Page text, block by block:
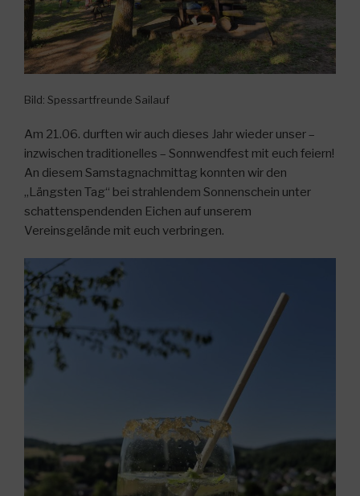
Bild: Spessartfreunde Sailauf
Am 21.06. durften wir auch dieses Jahr wieder unser –
inzwischen traditionelles – Sonnwendfest mit euch feiern!
An diesem Samstagnachmittag konnten wir den
„Längsten Tag“ bei strahlendem Sonnenschein unter
schattenspendenden Eichen auf unserem
Vereinsgelände mit euch verbringen.